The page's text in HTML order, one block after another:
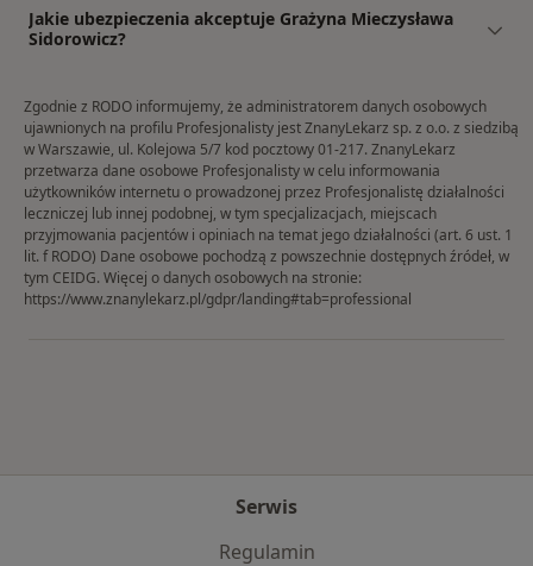
Jakie ubezpieczenia akceptuje Grażyna Mieczysława
Sidorowicz?
Zgodnie z RODO informujemy, że administratorem danych osobowych
ujawnionych na profilu Profesjonalisty jest ZnanyLekarz sp. z o.o. z siedzibą
w Warszawie, ul. Kolejowa 5/7 kod pocztowy 01-217. ZnanyLekarz
przetwarza dane osobowe Profesjonalisty w celu informowania
użytkowników internetu o prowadzonej przez Profesjonalistę działalności
leczniczej lub innej podobnej, w tym specjalizacjach, miejscach
przyjmowania pacjentów i opiniach na temat jego działalności (art. 6 ust. 1
lit. f RODO) Dane osobowe pochodzą z powszechnie dostępnych źródeł, w
tym CEIDG. Więcej o danych osobowych na stronie:
https://www.znanylekarz.pl/gdpr/landing#tab=professional
Serwis
Regulamin